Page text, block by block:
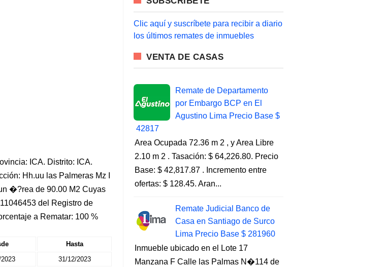
ICA. Distrito: ICA.
Hh.uu las Palmeras Mz I
�?rea de 90.00 M2 Cuyas
del Registro de
a Rematar: 100 %
Hasta
31/12/2023
Clic aquí y suscríbete para recibir a diario
los últimos remates de inmuebles
VENTA DE CASAS
Remate de Departamento
por Embargo BCP en El
Agustino Lima Precio Base $
42817
Area Ocupada 72.36 m 2 , y Area Libre
2.10 m 2 . Tasación: $ 64,226.80. Precio
Base: $ 42,817.87 . Incremento entre
ofertas: $ 128.45. Aran...
Remate Judicial Banco de
Casa en Santiago de Surco
Lima Precio Base $ 281960
Inmueble ubicado en el Lote 17
Manzana F Calle las Palmas N�114 de